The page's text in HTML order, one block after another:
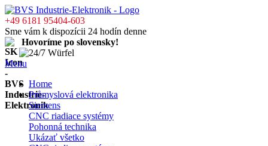
+49 6181 95404-603
Sme vám k dispozícii 24 hodín denne
Hovoríme po slovensky!
Menu
Home
Průmyslová elektronika
Siemens
CNC riadiace systémy
Pohonná technika
Ukázať všetko